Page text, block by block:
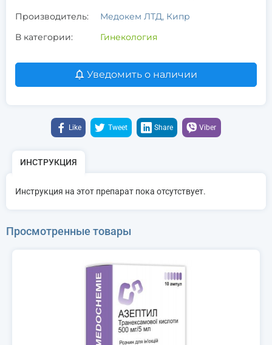
Производитель:
Медокем ЛТД, Кипр
В категории:
Гинекология
Уведомить о наличии
Like Tweet Share Viber
ИНСТРУКЦИЯ
Инструкция на этот препарат пока отсутствует.
Просмотренные товары